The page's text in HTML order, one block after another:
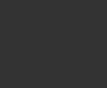
ッズイヤリング